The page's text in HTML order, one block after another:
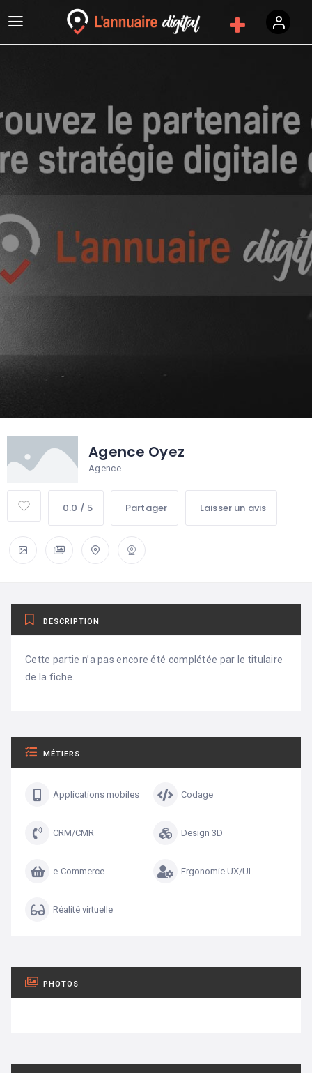
Agence Oyez
Agence
0.0 / 5 Partager Laisser un avis
DESCRIPTION
Cette partie n’a pas encore été complétée par le titulaire
de la fiche.
MÉTIERS
Applications mobiles Codage
CRM/CMR Design 3D
e-Commerce Ergonomie UX/UI
Réalité virtuelle
PHOTOS